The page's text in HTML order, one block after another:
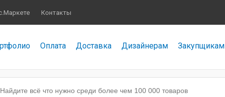
Контакты
Оплата Доставка Дизайнерам Закупщикам